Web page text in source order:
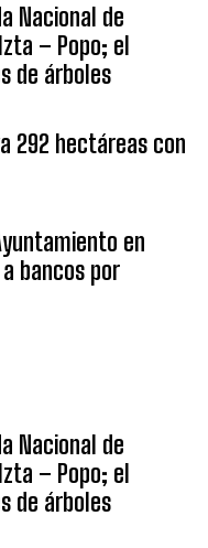
Nacional de
– Popo; el
de árboles
292 hectáreas con
en
bancos por
Nacional de
– Popo; el
de árboles